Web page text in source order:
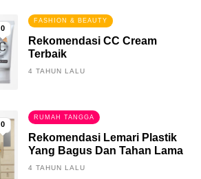
0
FASHION & BEAUTY
Rekomendasi CC Cream
Terbaik
4 TAHUN LALU
0
RUMAH TANGGA
Rekomendasi Lemari Plastik
Yang Bagus Dan Tahan Lama
4 TAHUN LALU